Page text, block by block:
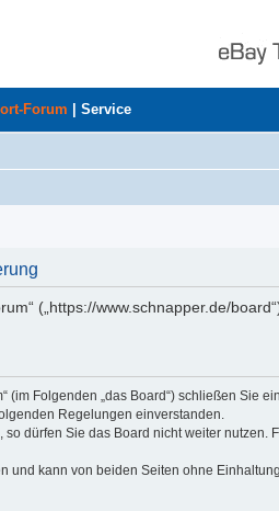
Forum Service
(„https://www.schnapper.de/
(im Folgenden „das Board“) schließen Sie
Regelungen einverstanden.
dürfen Sie das Board nicht weiter nutzen.
und kann von beiden Seiten ohne